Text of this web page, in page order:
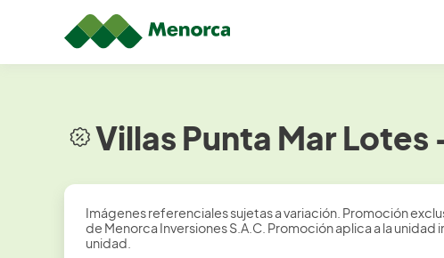
Villas Punta Mar
Imágenes referenciales sujetas a variación. Promoción
de Menorca Inversiones S.A.C. Promoción aplica a la
unidad.